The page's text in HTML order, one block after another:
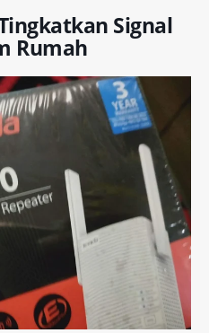
Signal
Rumah